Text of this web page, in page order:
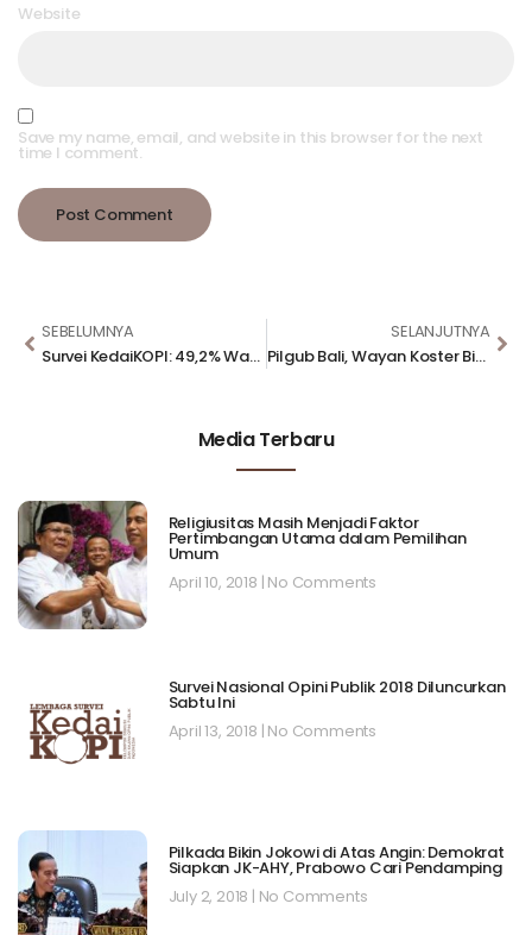
Website
Save my name, email, and website in this browser for the next
time I comment.
SEBELUMNYA
Survei KedaiKOPI: 49,2% Warga Tak Setuju Aturan Pembatasan Usia Kendaraan di DKJ
SELANJUTNYA
Pilgub Bali, Wayan Koster Bisa Berduet dengan Giri Prasta
Media Terbaru
Religiusitas Masih Menjadi Faktor
Pertimbangan Utama dalam Pemilihan
Umum
April 10, 2018 No Comments
Survei Nasional Opini Publik 2018 Diluncurkan
Sabtu Ini
April 13, 2018 No Comments
Pilkada Bikin Jokowi di Atas Angin: Demokrat
Siapkan JK-AHY, Prabowo Cari Pendamping
July 2, 2018 No Comments